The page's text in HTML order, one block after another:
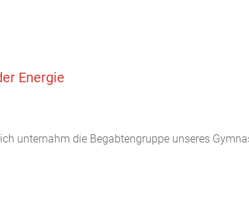
Energie
unternahm die Begabtengruppe unseres